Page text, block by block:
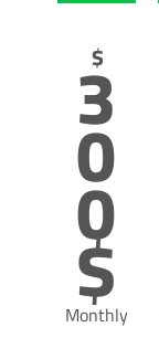
$
3
0
0
$
Monthly